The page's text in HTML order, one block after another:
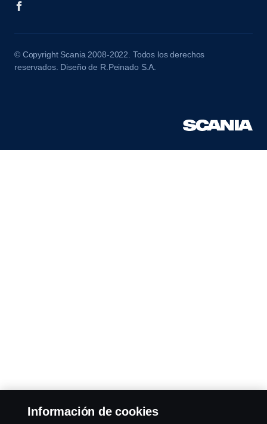
© Copyright Scania 2008-2022. Todos los derechos
reservados. Diseño de R.Peinado S.A.
Información de cookies